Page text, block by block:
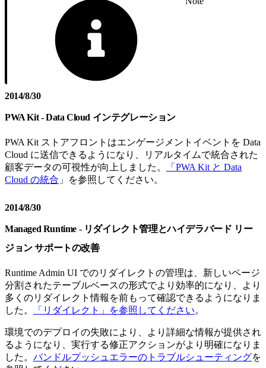
2014/8/30
PWA Kit - Data Cloud インテグレーション
PWA Kit ストアフロントはエンゲージメントイベントを Data
Cloud に送信できるようになり、リアルタイムで統合された
顧客データの可視性が向上しました。
「PWA Kit と Data
Cloud の統合 」を参照してください。
2014/8/30
Managed Runtime - リダイレクト管理とハイデラバード リー
ジョン サポートの改善
Runtime Admin UI でのリダイレクトの管理は、新しいページ
分割されたテーブルベースの形式でより効率的になり、より
多くのリダイレクト情報を前もって確認できるようになりま
した。
「リダイレクト」を参照してください。
環境でのデプロイの失敗により、より詳細な情報が提供され
るようになり、実行する修正アクションがより明確になりま
した。 バンドルプッシュエラーのトラブルシューティングを